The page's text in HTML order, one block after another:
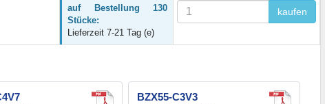
auf Bestellung 130
Stücke:
Lieferzeit 7-21 Tag (e)
kaufen
BZX55-C3V3